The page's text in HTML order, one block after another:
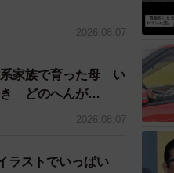
2026.08.07
系家族で育った母 い
き どのへんが…
2026.08.07
ラストでいっぱい